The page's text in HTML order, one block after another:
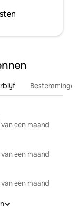
een maand
een maand
een maand